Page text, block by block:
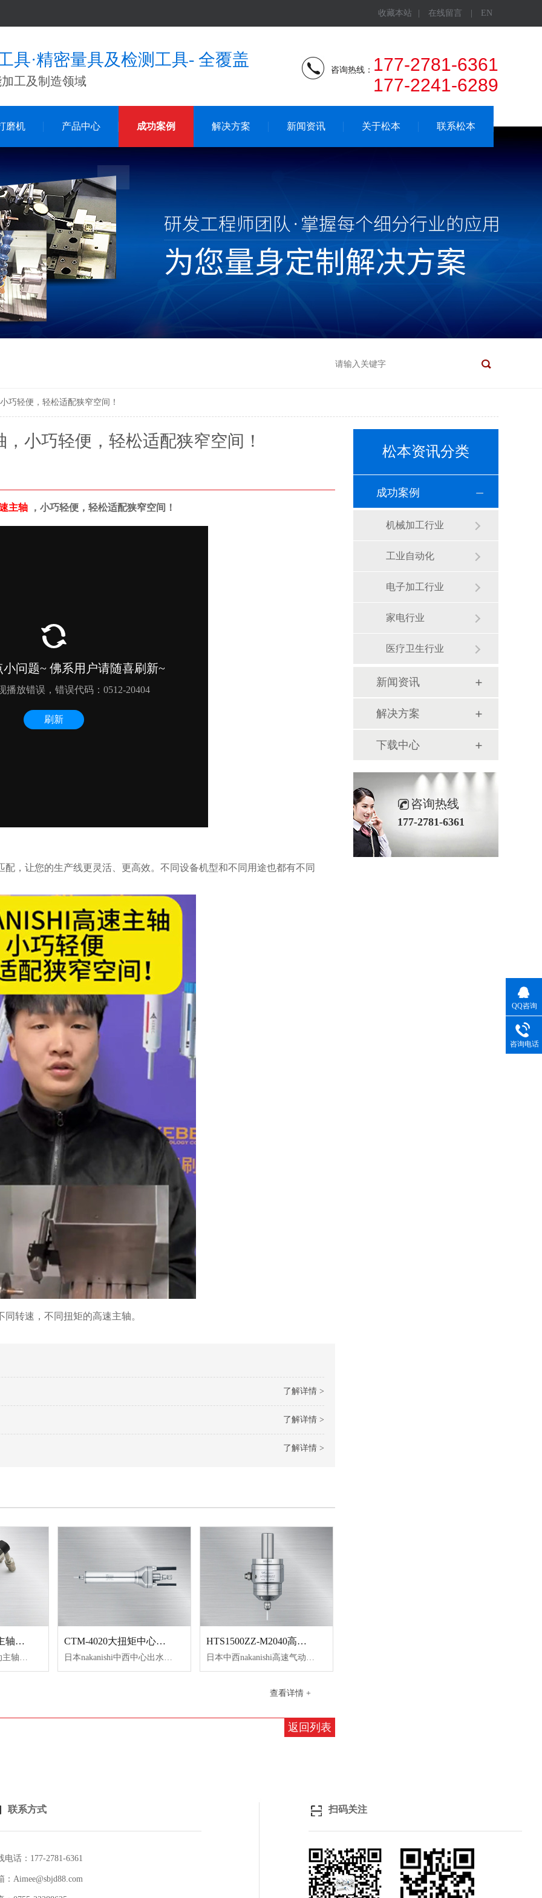
收藏本站 在线留言 EN
具·精密量具及检测工具- 全覆盖
工及制造领域
咨询热线： 177-2781-6361
177-2241-6289
磨机 产品中心 成功案例 解决方案 新闻资讯 关于松本 联系松本
巧轻便，轻松适配狭窄空间！
小巧轻便，轻松适配狭窄空间！
主轴 ，小巧轻便，轻松适配狭窄空间！
，让您的生产线更灵活、更高效。不同设备机型和不同用途也都有不同
同转速，不同扭矩的高速主轴。
了解详情 >
了解详情 >
了解详情 >
NAKANISHI气动主轴MSS-2008RA
日本NAKANISHI气动主轴MSS-2008RA,主轴长度短，直径小，适合于小型数控机床、专用机等。
CTM-4020大扭矩中心出水主轴
日本nakanishi中西中心出水主轴CTM-4020，直径40mm，转速20000转/min，精度在1um以内，功率1200W，可夹持3.0~6.35mm柄径刀具，可承受压力0.5-30mpa高压冷却液，0.5mm小直径工具冷却液也可充分排出，排屑好，提高加工效率。
HTS1500ZZ-M2040高速气动主轴
日本中西nakanishi高速气动主轴HTS1500ZZ-M2040,转速高达150000转/min，主轴跳动精度在1um以内，功率54W，由于采用空气驱动，具有冷却效果，发热少，z位移(轴伸长)1分钟即可稳定。通过高速旋转，在需要圆周速度的R0.5mm以下的球头立铣刀加工中表面效果好。
查看详情 +
返回列表
松本资讯分类
成功案例
机械加工行业
工业自动化
电子加工行业
家电行业
医疗卫生行业
新闻资讯
解决方案
下载中心
咨询热线
177-2781-6361
联系方式
电话：177-2781-6361
：Aimee@sbjd88.com
扫码关注
QQ咨询
咨询电话